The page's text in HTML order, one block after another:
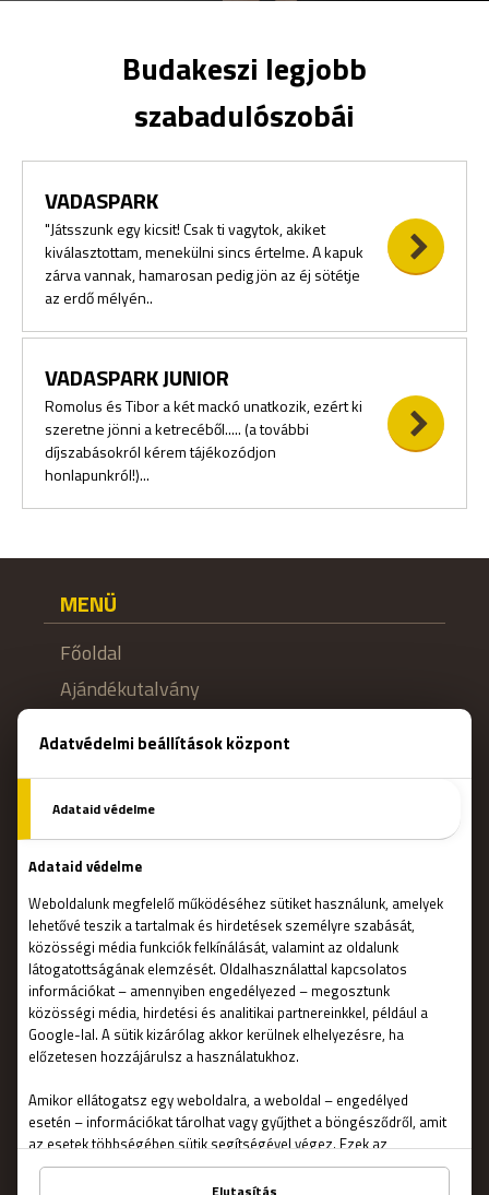
Budakeszi legjobb
szabadulószobái
VADASPARK
"Játsszunk egy kicsit! Csak ti vagytok, akiket
kiválasztottam, menekülni sincs értelme. A kapuk
zárva vannak, hamarosan pedig jön az éj sötétje
az erdő mélyén..
VADASPARK JUNIOR
Romolus és Tibor a két mackó unatkozik, ezért ki
szeretne jönni a ketrecéből..... (a további
díjszabásokról kérem tájékozódjon
honlapunkról!)...
MENÜ
Főoldal
Ajándékutalvány
Szabadulószobák
Csapatépítő
Blog
FONTOS
Kapcsolat
Általános szerződési feltételek
Adatvédelmi nyilatkozat